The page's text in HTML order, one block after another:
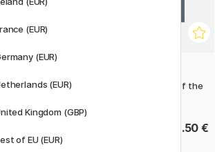
of the
Watercolor Artist's Index of the
22.50 €
(EUR)
(EUR)
(EUR)
Kingdom (GBP)
of EU (EUR)